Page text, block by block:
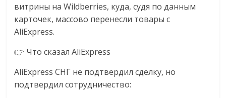
витрины на Wildberries, куда, судя по данным
карточек, массово перенесли товары с
AliExpress.
👉 Что сказал AliExpress
AliExpress СНГ не подтвердил сделку, но
подтвердил сотрудничество: